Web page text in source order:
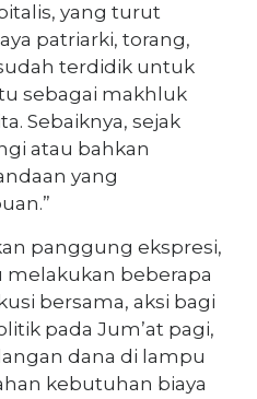
yang turut
patriarki, torang,
terdidik untuk
sebagai makhluk
Sebaiknya, sejak
atau bahkan
yang
panggung ekspresi,
melakukan beberapa
bersama, aksi bagi
pada Jum’at pagi,
dana di lampu
kebutuhan biaya